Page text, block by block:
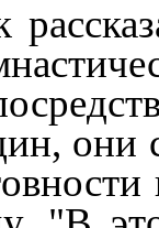
они